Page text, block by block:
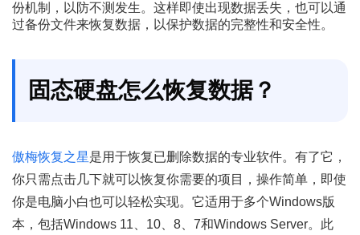
份机制，以防不测发生。这样即使出现数据丢失，也可以通
过备份文件来恢复数据，以保护数据的完整性和安全性。
固态硬盘怎么恢复数据？
傲梅恢复之星是用于恢复已删除数据的专业软件。有了它，
你只需点击几下就可以恢复你需要的项目，操作简单，即使
你是电脑小白也可以轻松实现。它适用于多个Windows版
本，包括Windows 11、10、8、7和Windows Server。此